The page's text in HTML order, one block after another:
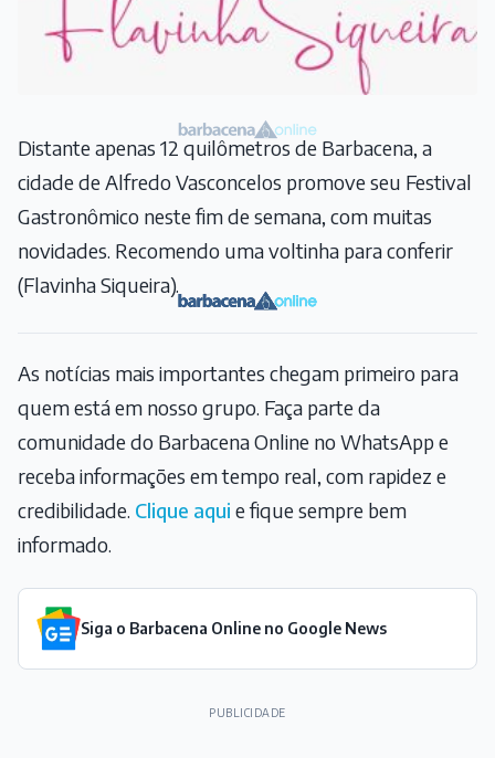
Distante apenas 12 quilômetros de Barbacena, a
cidade de Alfredo Vasconcelos promove seu Festival
Gastronômico neste fim de semana, com muitas
novidades. Recomendo uma voltinha para conferir
(Flavinha Siqueira).
As notícias mais importantes chegam primeiro para
quem está em nosso grupo. Faça parte da
comunidade do Barbacena Online no WhatsApp e
receba informações em tempo real, com rapidez e
credibilidade. Clique aqui e fique sempre bem
informado.
Siga o Barbacena Online no Google News
PUBLICIDADE